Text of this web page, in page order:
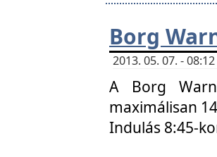
Borg
2013. 05. 07. -
A Borg
maximálisan
Indulás 8:45-